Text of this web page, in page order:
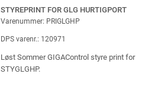
STYREPRINT FOR GLG HURTIGPORT
Varenummer: PRIGLGHP
DPS varenr.: 120971
Løst Sommer GIGAControl styre print for
STYGLGHP.